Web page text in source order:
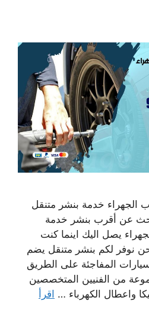
الجهراء خدمة بنشر متنقل
عن أقرب بنشر خدمة
يصل اليك اينما كنت
ساعة؟ نحن نوفر لكم بنشر متنقل يضم
المفاجئة على الطريق
من الفنيين المتخصصين
واعطال الكهرباء … اقرأ